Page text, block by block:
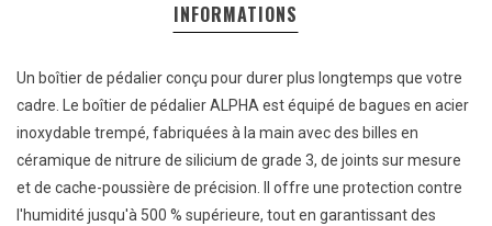
INFORMATIONS
Un boîtier de pédalier conçu pour durer plus longtemps que votre
cadre. Le boîtier de pédalier ALPHA est équipé de bagues en acier
inoxydable trempé, fabriquées à la main avec des billes en
céramique de nitrure de silicium de grade 3, de joints sur mesure
et de cache-poussière de précision. Il offre une protection contre
l'humidité jusqu'à 500 % supérieure, tout en garantissant des